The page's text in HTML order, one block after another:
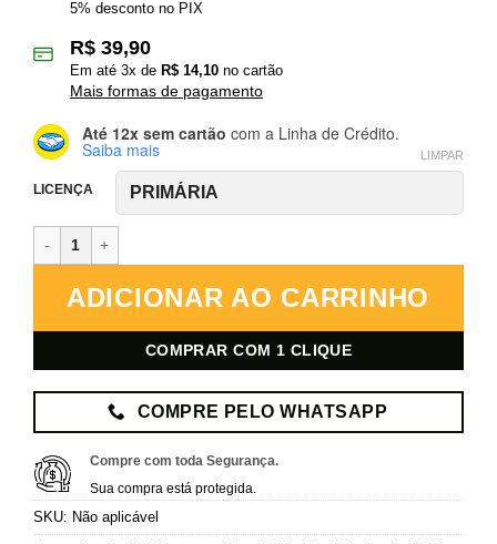
5% desconto no PIX
R$ 39,90
Em até 3x de R$ 14,10 no cartão
Mais formas de pagamento
Até 12x sem cartão com a Linha de Crédito.
Saiba mais
LICENÇA
LIMPAR
ADICIONAR AO CARRINHO
COMPRAR COM 1 CLIQUE
COMPRE PELO WHATSAPP
Compre com toda Segurança.
Sua compra está protegida.
SKU: Não aplicável